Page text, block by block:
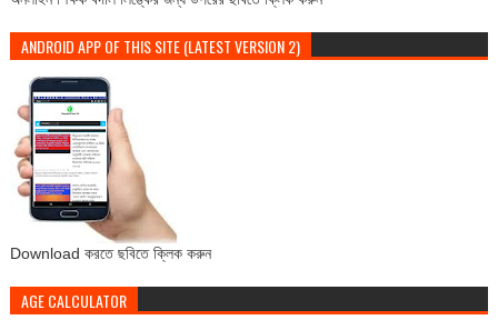
ANDROID APP OF THIS SITE (LATEST VERSION 2)
Download করতে ছবিতে ক্লিক করুন
AGE CALCULATOR